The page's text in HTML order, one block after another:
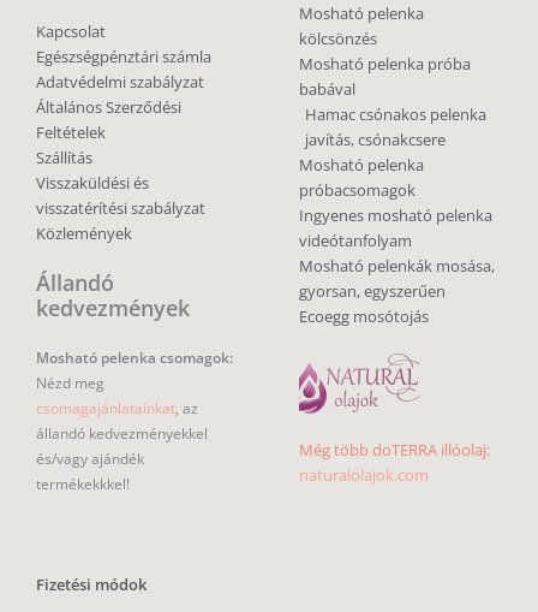
Kapcsolat
Egészségpénztári számla
Adatvédelmi szabályzat
Általános Szerződési
Feltételek
Szállítás
Visszaküldési és
visszatérítési szabályzat
Közlemények
Állandó
kedvezmények
Mosható pelenka csomagok:
Nézd meg
csomagajánlatainkat, az
állandó kedvezményekkel
és/vagy ajándék
termékekkkel!
Fizetési módok
Mosható pelenka
kölcsönzés
Mosható pelenka próba
babával
Hamac csónakos pelenka
javítás, csónakcsere
Mosható pelenka
próbacsomagok
Ingyenes mosható pelenka
videótanfolyam
Mosható pelenkák mosása,
gyorsan, egyszerűen
Ecoegg mosótojás
Még több doTERRA illóolaj:
naturalolajok.com